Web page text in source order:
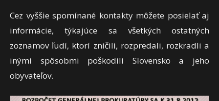
Cez vyššie spomínané kontakty môžete posielať aj
informácie, týkajúce sa všetkých ostatných
zoznamov ľudí, ktorí zničili, rozpredali, rozkradli a
inými spôsobmi poškodili Slovensko a jeho
obyvateľov.